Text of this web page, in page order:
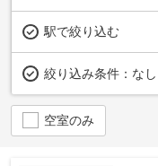
駅で絞り込む
絞り込み条件： なし
空室のみ